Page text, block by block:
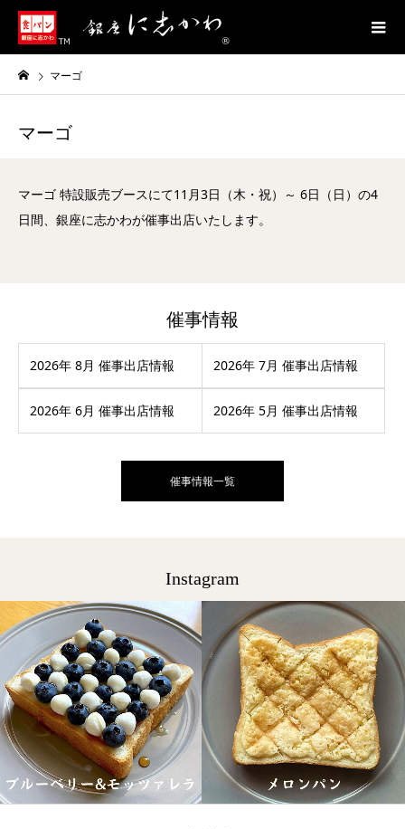
マーゴ
マーゴ
マーゴ 特設販売ブースにて11月3日（木・祝）～ 6日（日）の4
日間、銀座に志かわが催事出店いたします。
催事情報
2026年 8月 催事出店情報 2026年 7月 催事出店情報
2026年 6月 催事出店情報 2026年 5月 催事出店情報
催事情報一覧
Instagram